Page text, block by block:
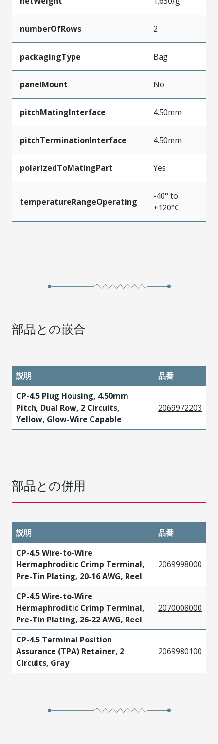
numberOfRows 2
packagingType Bag
panelMount No
pitchMatingInterface 4.50mm
pitchTerminationInterface 4.50mm
polarizedToMatingPart Yes
temperatureRangeOperating
-40° to
+120°C
部品との嵌合
説明
品番
CP-4.5 Plug Housing, 4.50mm
Pitch, Dual Row, 2 Circuits,
Yellow, Glow-Wire Capable
2069972203
部品との併用
説明
品番
CP-4.5 Wire-to-Wire
Hermaphroditic Crimp Terminal,
Pre-Tin Plating, 20-16 AWG, Reel
2069998000
CP-4.5 Wire-to-Wire
Hermaphroditic Crimp Terminal,
Pre-Tin Plating, 26-22 AWG, Reel
2070008000
CP-4.5 Terminal Position
Assurance (TPA) Retainer, 2
Circuits, Gray
2069980100